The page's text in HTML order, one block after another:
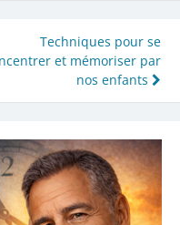
Techniques pour se
et mémoriser par
nos enfants